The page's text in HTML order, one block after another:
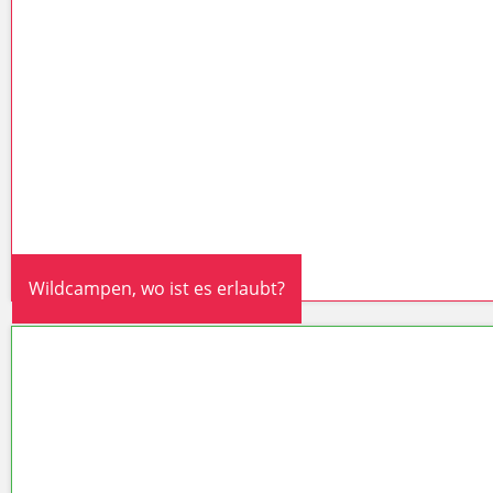
Wildcampen, wo ist es erlaubt?